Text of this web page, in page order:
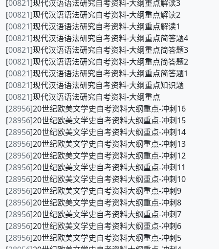
[00821]现代汉语语法研究自考资料-大纲重点解读3
[00821]现代汉语语法研究自考资料-大纲重点解读2
[00821]现代汉语语法研究自考资料-大纲重点解读1
[00821]现代汉语语法研究自考资料-大纲重点简答题4
[00821]现代汉语语法研究自考资料-大纲重点简答题3
[00821]现代汉语语法研究自考资料-大纲重点简答题2
[00821]现代汉语语法研究自考资料-大纲重点简答题1
[00821]现代汉语语法研究自考资料-大纲重点知识题
[00821]现代汉语语法研究自考资料-大纲重点
[28956]20世纪欧美文学史自考资料大纲重点-冲刺16
[28956]20世纪欧美文学史自考资料大纲重点-冲刺15
[28956]20世纪欧美文学史自考资料大纲重点-冲刺14
[28956]20世纪欧美文学史自考资料大纲重点-冲刺13
[28956]20世纪欧美文学史自考资料大纲重点-冲刺12
[28956]20世纪欧美文学史自考资料大纲重点-冲刺11
[28956]20世纪欧美文学史自考资料大纲重点-冲刺10
[28956]20世纪欧美文学史自考资料大纲重点-冲刺9
[28956]20世纪欧美文学史自考资料大纲重点-冲刺8
[28956]20世纪欧美文学史自考资料大纲重点-冲刺7
[28956]20世纪欧美文学史自考资料大纲重点-冲刺6
[28956]20世纪欧美文学史自考资料大纲重点-冲刺5